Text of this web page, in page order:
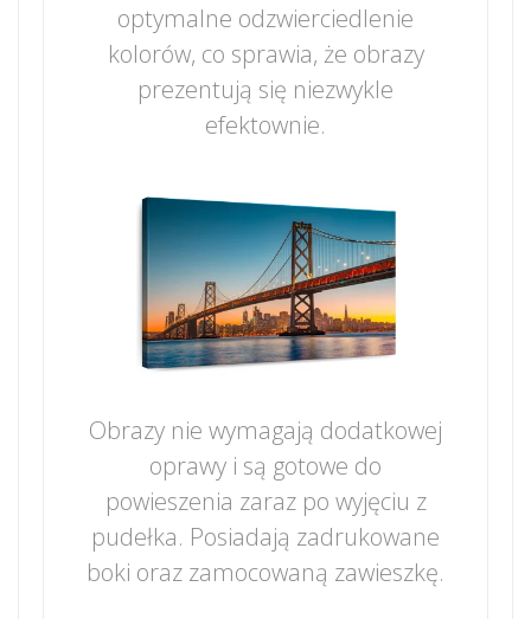
optymalne odzwierciedlenie
kolorów, co sprawia, że obrazy
prezentują się niezwykle
efektownie.
Obrazy nie wymagają dodatkowej
oprawy i są gotowe do
powieszenia zaraz po wyjęciu z
pudełka. Posiadają zadrukowane
boki oraz zamocowaną zawieszkę.